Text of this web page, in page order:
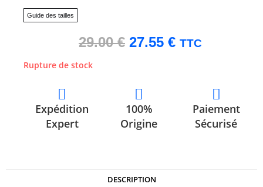
Guide des tailles
29.00€ 27.55 € TTC
Rupture de stock
Expédition
Expert
100%
Origine
Paiement
Sécurisé
DESCRIPTION